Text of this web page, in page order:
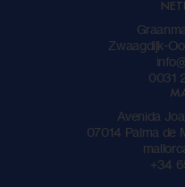
Zwaagdijk-
0031
Avenida
07014 Palma de
+34